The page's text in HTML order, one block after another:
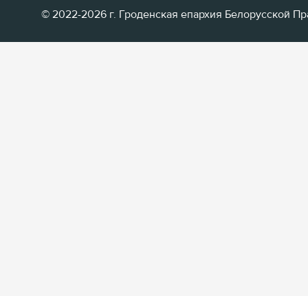
© 2022-2026 г. Гроденская епархия Белорусской